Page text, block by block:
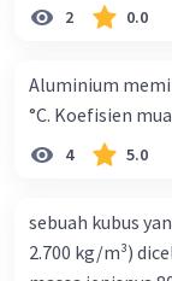
2 0.0
Aluminium
°C. Koefisien
4 5.0
sebuah kubus
2.700 kg/m³)